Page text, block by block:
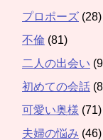
プロポーズ (28)
不倫 (81)
二人の出会い
初めての会話
可愛い奥様 (71)
夫婦の悩み (46)